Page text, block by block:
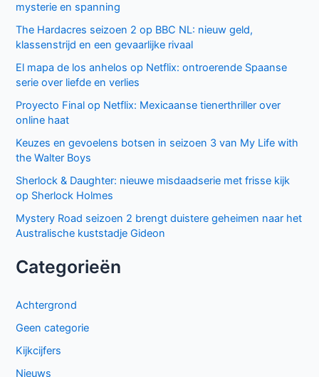
mysterie en spanning
The Hardacres seizoen 2 op BBC NL: nieuw geld,
klassenstrijd en een gevaarlijke rivaal
El mapa de los anhelos op Netflix: ontroerende Spaanse
serie over liefde en verlies
Proyecto Final op Netflix: Mexicaanse tienerthriller over
online haat
Keuzes en gevoelens botsen in seizoen 3 van My Life with
the Walter Boys
Sherlock & Daughter: nieuwe misdaadserie met frisse kijk
op Sherlock Holmes
Mystery Road seizoen 2 brengt duistere geheimen naar het
Australische kuststadje Gideon
Categorieën
Achtergrond
Geen categorie
Kijkcijfers
Nieuws